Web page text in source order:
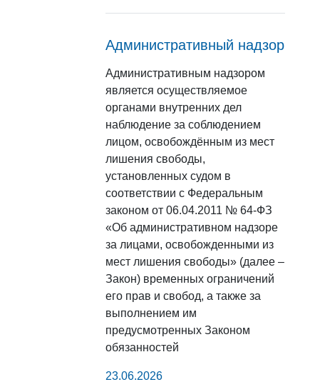
Административный надзор
Административным надзором
является осуществляемое
органами внутренних дел
наблюдение за соблюдением
лицом, освобождённым из мест
лишения свободы,
установленных судом в
соответствии с Федеральным
законом от 06.04.2011 № 64-ФЗ
«Об административном надзоре
за лицами, освобожденными из
мест лишения свободы» (далее –
Закон) временных ограничений
его прав и свобод, а также за
выполнением им
предусмотренных Законом
обязанностей
23.06.2026